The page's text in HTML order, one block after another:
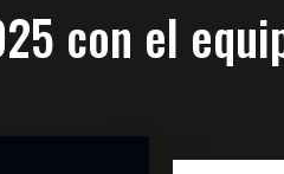
con el